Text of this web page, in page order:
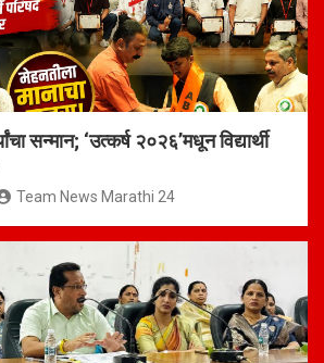
सन्मान; ‘उत्कर्ष २०२६’मधून विद्यार्थी
Team News Marathi 24